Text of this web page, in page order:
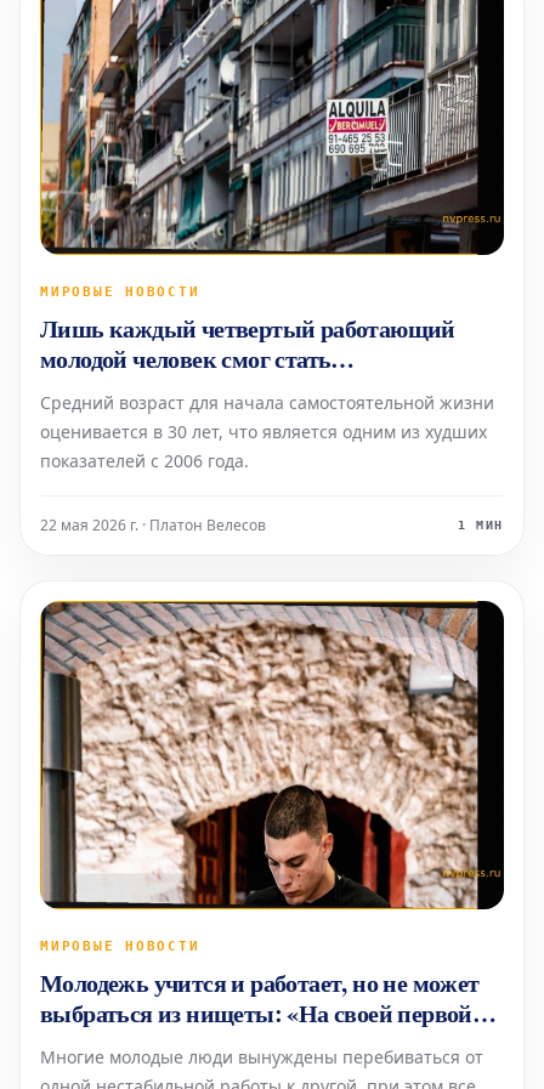
МИРОВЫЕ НОВОСТИ
Лишь каждый четвертый работающий
молодой человек смог стать
самостоятельным в 2025 году
Средний возраст для начала самостоятельной жизни
оценивается в 30 лет, что является одним из худших
показателей с 2006 года.
22 мая 2026 г. · Платон Велесов 1 МИН
МИРОВЫЕ НОВОСТИ
Молодежь учится и работает, но не может
выбраться из нищеты: «На своей первой
работе думаешь, что по-другому не бывает»
Многие молодые люди вынуждены перебиваться от